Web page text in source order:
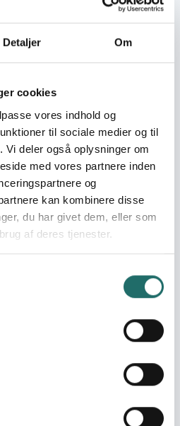
Detaljer Om
cookies
vores indhold og
til sociale medier og til
deler også oplysninger om
med vores partnere inden
og
kan kombinere disse
du har givet dem, eller som
af deres tjenester.
i de 13 landsbyer - Mindst 10
der er aktivt engagerede i
- Mindst 20 dygtige PSA
at tage del i en eventuel
fase 4
20% kvinder) og de
der alle er medlemmer
landsbyer - Sekundær:
landsbyer, der vil få glæde af
Action" (PSA) sigter mod
giver indbyggerne i 13
uddannelsesmateriale, der
og dels